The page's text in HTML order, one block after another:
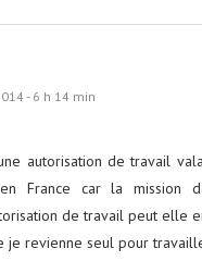
- 6 h 14 min
autorisation de travail
France car la mission
de travail peut elle
je revienne seul pour